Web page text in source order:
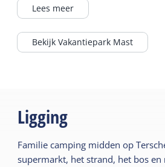
hier voelt het meteen goed.
er skelters, speeltuinen en
leuke activiteiten. En voor
én een goed terras bij
Lees meer
Bekijk Vakantiepark Mast
Ligging
Familie camping midden op
supermarkt, het strand, het bos en